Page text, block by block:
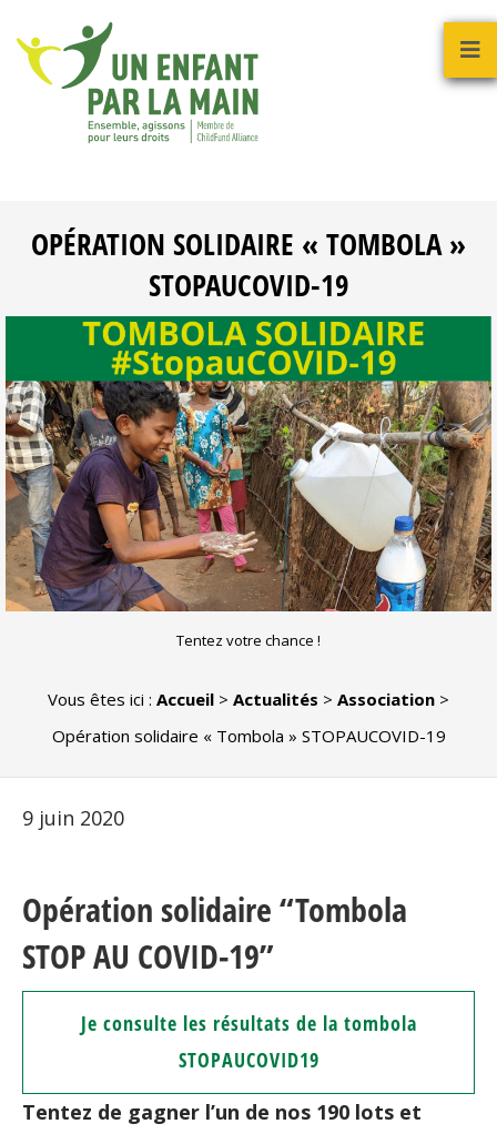
OPÉRATION SOLIDAIRE « TOMBOLA »
STOPAUCOVID-19
Tentez votre chance !
Vous êtes ici : Accueil > Actualités > Association >
Opération solidaire « Tombola » STOPAUCOVID-19
9 juin 2020
Opération solidaire “Tombola
STOP AU COVID-19”
Je consulte les résultats de la tombola
STOPAUCOVID19
Tentez de gagner l’un de nos 190 lots et